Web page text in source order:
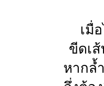
เมื่
ขีดเ
หากล้